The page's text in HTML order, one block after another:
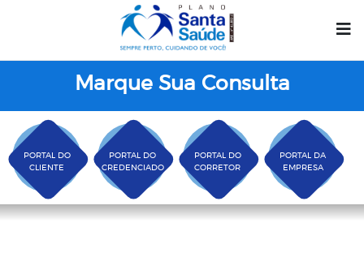
Marque Sua Consulta
PORTAL DO
CLIENTE
PORTAL DO
CREDENCIADO
PORTAL DO
CORRETOR
PORTAL DA
EMPRESA